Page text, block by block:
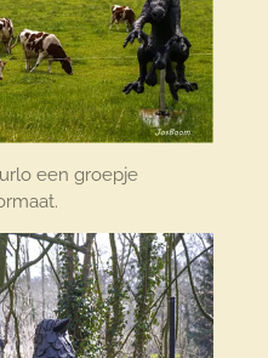
een groepje